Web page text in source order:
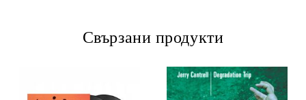
Свързани продукти